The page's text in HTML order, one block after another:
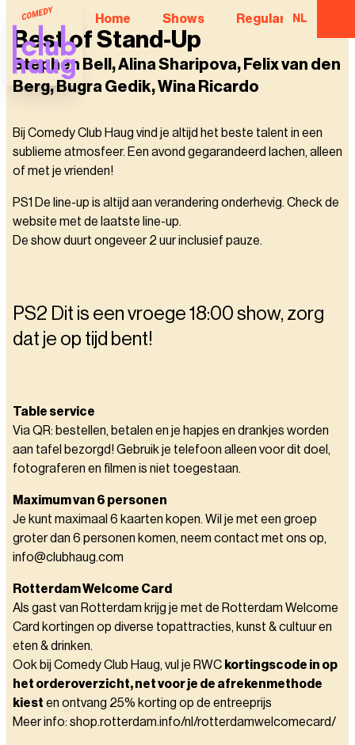
Home Shows Regular NL
Best of Stand-Up
Stephen Bell, Alina Sharipova, Felix van den
Berg, Bugra Gedik, Wina Ricardo
Bij Comedy Club Haug vind je altijd het beste talent in een
sublieme atmosfeer. Een avond gegarandeerd lachen, alleen
of met je vrienden!
PS1 De line-up is altijd aan verandering onderhevig. Check de
website met de laatste line-up.
De show duurt ongeveer 2 uur inclusief pauze.
PS2 Dit is een vroege 18:00 show, zorg
dat je op tijd bent!
Table service
Via QR: bestellen, betalen en je hapjes en drankjes worden
aan tafel bezorgd! Gebruik je telefoon alleen voor dit doel,
fotograferen en filmen is niet toegestaan.
Maximum van 6 personen
Je kunt maximaal 6 kaarten kopen. Wil je met een groep
groter dan 6 personen komen, neem contact met ons op,
info@clubhaug.com
Rotterdam Welcome Card
Als gast van Rotterdam krijg je met de Rotterdam Welcome
Card kortingen op diverse topattracties, kunst & cultuur en
eten & drinken.
Ook bij Comedy Club Haug, vul je RWC kortingscode in op
het orderoverzicht, net voor je de afrekenmethode
kiest en ontvang 25% korting op de entreeprijs
Meer info: shop.rotterdam.info/nl/rotterdamwelcomecard/